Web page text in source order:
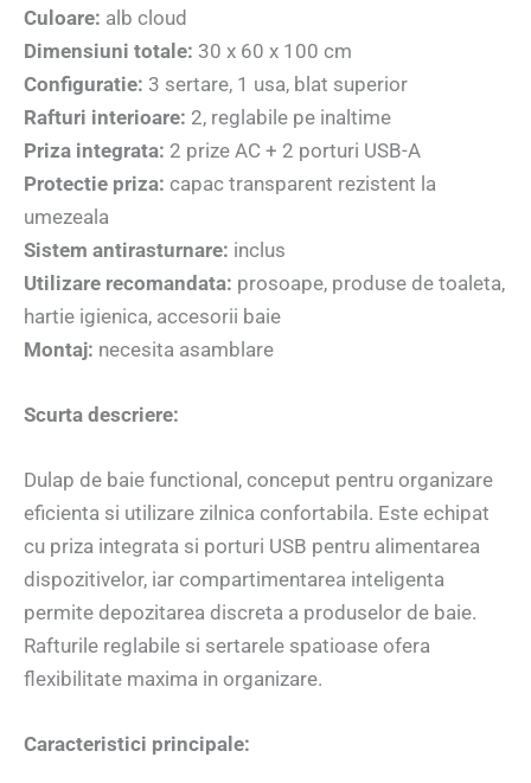
Culoare: alb cloud
Dimensiuni totale: 30 x 60 x 100 cm
Configuratie: 3 sertare, 1 usa, blat superior
Rafturi interioare: 2, reglabile pe inaltime
Priza integrata: 2 prize AC + 2 porturi USB-A
Protectie priza: capac transparent rezistent la
umezeala
Sistem antirasturnare: inclus
Utilizare recomandata: prosoape, produse de toaleta,
hartie igienica, accesorii baie
Montaj: necesita asamblare
Scurta descriere:
Dulap de baie functional, conceput pentru organizare
eficienta si utilizare zilnica confortabila. Este echipat
cu priza integrata si porturi USB pentru alimentarea
dispozitivelor, iar compartimentarea inteligenta
permite depozitarea discreta a produselor de baie.
Rafturile reglabile si sertarele spatioase ofera
flexibilitate maxima in organizare.
Caracteristici principale: